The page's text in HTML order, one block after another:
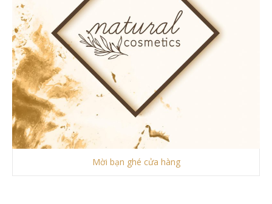
Mời bạn ghé cửa hàng